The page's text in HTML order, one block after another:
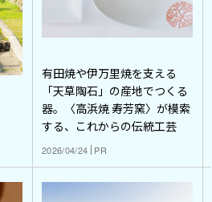
有田焼や伊万里焼を支える
「天草陶石」の産地でつくる
器。〈高浜焼 寿芳窯〉が模索
する、これからの伝統工芸
2026/04/24 PR